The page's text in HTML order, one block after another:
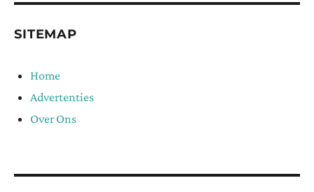
SITEMAP
Home
Advertenties
Over Ons